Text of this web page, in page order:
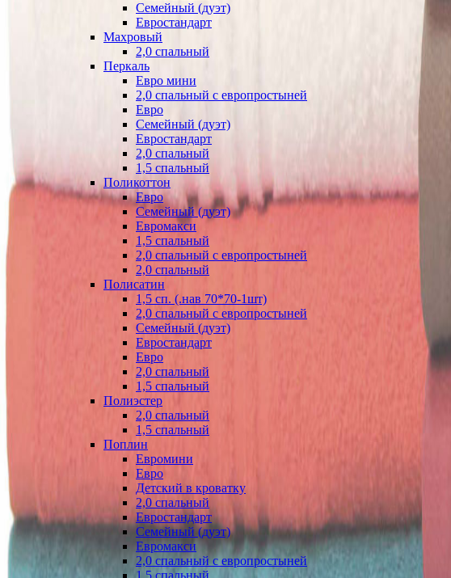
Семейный (дуэт)
Евростандарт
Махровый
2,0 спальный
Перкаль
Евро мини
2,0 спальный с европростыней
Евро
Семейный (дуэт)
Евростандарт
2,0 спальный
1,5 спальный
Поликоттон
Евро
Семейный (дуэт)
Евромакси
1,5 спальный
2,0 спальный с европростыней
2,0 спальный
Полисатин
1,5 сп. (.нав 70*70-1шт)
2,0 спальный с европростыней
Семейный (дуэт)
Евростандарт
Евро
2,0 спальный
1,5 спальный
Полиэстер
2,0 спальный
1,5 спальный
Поплин
Евромини
Евро
Детский в кроватку
2,0 спальный
Евростандарт
Семейный (дуэт)
Евромакси
2,0 спальный с европростыней